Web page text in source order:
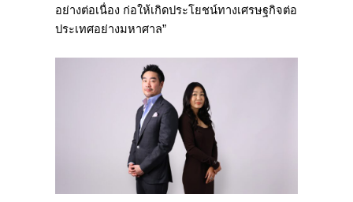
อย่างต่อเนื่อง ก่อให้เกิดประโยชน์ทางเศรษฐกิจต่อ
ประเทศอย่างมหาศาล”